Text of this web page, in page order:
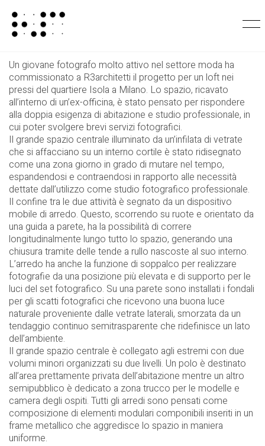
Loft Milano
Un giovane fotografo molto attivo nel settore moda ha
commissionato a R3architetti il progetto per un loft nei
pressi del quartiere Isola a Milano. Lo spazio, ricavato
all’interno di un’ex-officina, è stato pensato per rispondere
alla doppia esigenza di abitazione e studio professionale, in
cui poter svolgere brevi servizi fotografici.
Il grande spazio centrale illuminato da un’infilata di vetrate
che si affacciano su un interno cortile è stato ridisegnato
come una zona giorno in grado di mutare nel tempo,
espandendosi e contraendosi in rapporto alle necessità
dettate dall’utilizzo come studio fotografico professionale.
Il confine tra le due attività è segnato da un dispositivo
mobile di arredo. Questo, scorrendo su ruote e orientato da
una guida a parete, ha la possibilità di correre
longitudinalmente lungo tutto lo spazio, generando una
chiusura tramite delle tende a rullo nascoste al suo interno.
L’arredo ha anche la funzione di soppalco per realizzare
fotografie da una posizione più elevata e di supporto per le
luci del set fotografico. Su una parete sono installati i fondali
per gli scatti fotografici che ricevono una buona luce
naturale proveniente dalle vetrate laterali, smorzata da un
tendaggio continuo semitrasparente che ridefinisce un lato
dell’ambiente.
Il grande spazio centrale è collegato agli estremi con due
volumi minori organizzati su due livelli. Un polo è destinato
all’area prettamente privata dell’abitazione mentre un altro
semipubblico è dedicato a zona trucco per le modelle e
camera degli ospiti. Tutti gli arredi sono pensati come
composizione di elementi modulari componibili inseriti in un
frame metallico che aggredisce lo spazio in maniera
uniforme.